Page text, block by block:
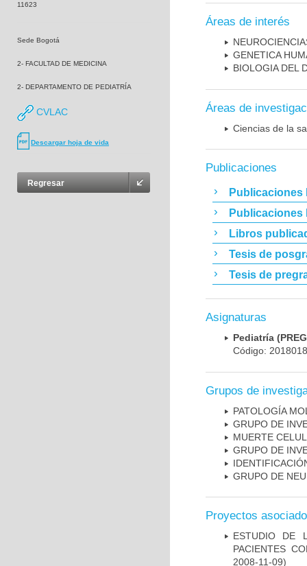
11623
Sede Bogotá
2- FACULTAD DE MEDICINA
2- DEPARTAMENTO DE PEDIATRÍA
CVLAC
Descargar hoja de vida
Regresar
Áreas de interés
GENETICA
BIOLOGIA DEL
Áreas de
Ciencias de la
Publicaciones
Publicaciones
Publicaciones
Libros
Tesis de
Tesis de
Asignaturas
Pediatría
Código:
Grupos de
PATOLOGÍA
GRUPO DE
MUERTE
GRUPO DE
GRUPO DE
Proyectos
ESTUDIO DE
PACIENTES
2008-11-09)